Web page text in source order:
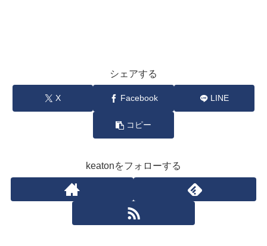
シェアする
X Facebook LINE
コピー
keatonをフォローする